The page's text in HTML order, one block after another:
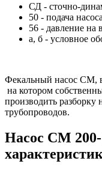
СД - сточно-
50 - подача
56 - давление на
а, б - условное
Фекальный насос СМ,
на котором
производить разборку
трубопроводов.
Насос СМ 200-